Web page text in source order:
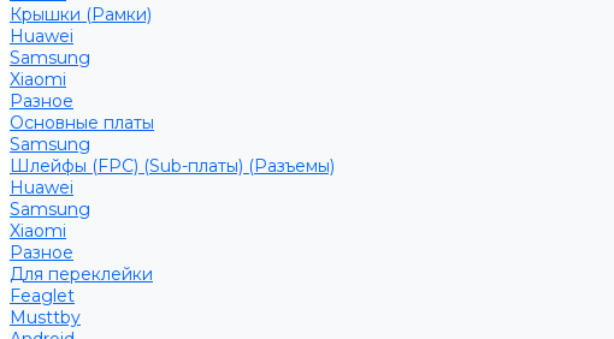
Крышки (Рамки)
Huawei
Samsung
Xiaomi
Разное
Основные платы
Samsung
Шлейфы (FPC) (Sub-платы) (Разъемы)
Huawei
Samsung
Xiaomi
Разное
Для переклейки
Feaglet
Musttby